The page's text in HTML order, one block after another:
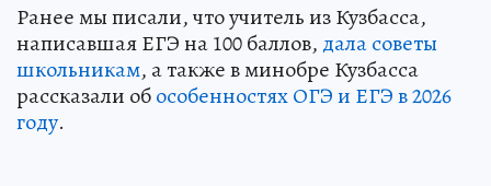
Ранее мы писали, что учитель из Кузбасса,
написавшая ЕГЭ на 100 баллов, дала советы
школьникам, а также в минобре Кузбасса
рассказали обособенностях ОГЭ и ЕГЭ в 2026
году.